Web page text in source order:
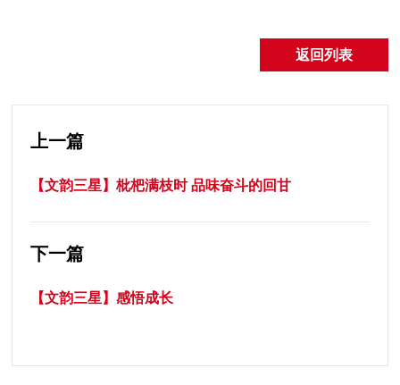
返回列表
上一篇
【文韵三星】枇杷满枝时 品味奋斗的回甘
下一篇
【文韵三星】感悟成长